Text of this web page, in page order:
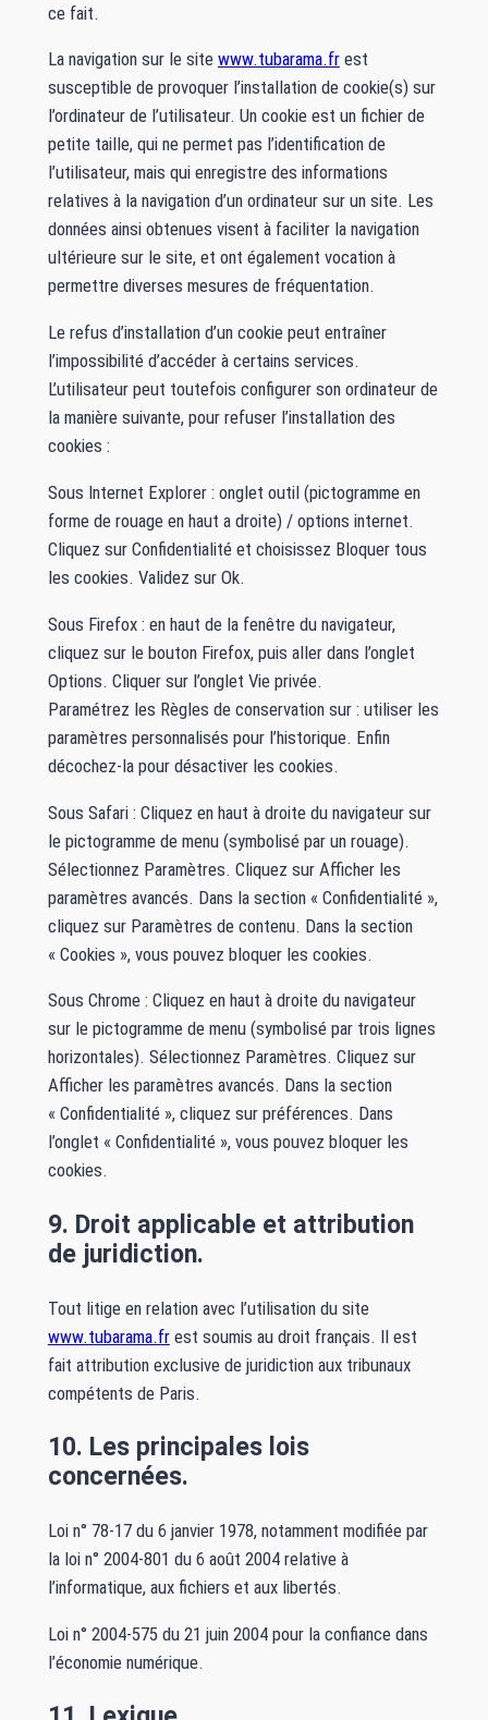
ce fait.
La navigation sur le site www.tubarama.frest
susceptible de provoquer l’installation de cookie(s) sur
l’ordinateur de l’utilisateur. Un cookie est un fichier de
petite taille, qui ne permet pas l’identification de
l’utilisateur, mais qui enregistre des informations
relatives à la navigation d’un ordinateur sur un site. Les
données ainsi obtenues visent à faciliter la navigation
ultérieure sur le site, et ont également vocation à
permettre diverses mesures de fréquentation.
Le refus d’installation d’un cookie peut entraîner
l’impossibilité d’accéder à certains services.
L’utilisateur peut toutefois configurer son ordinateur de
la manière suivante, pour refuser l’installation des
cookies :
Sous Internet Explorer : onglet outil (pictogramme en
forme de rouage en haut a droite) / options internet.
Cliquez sur Confidentialité et choisissez Bloquer tous
les cookies. Validez sur Ok.
Sous Firefox : en haut de la fenêtre du navigateur,
cliquez sur le bouton Firefox, puis aller dans l’onglet
Options. Cliquer sur l’onglet Vie privée.
Paramétrez les Règles de conservation sur : utiliser les
paramètres personnalisés pour l’historique. Enfin
décochez-la pour désactiver les cookies.
Sous Safari : Cliquez en haut à droite du navigateur sur
le pictogramme de menu (symbolisé par un rouage).
Sélectionnez Paramètres. Cliquez sur Afficher les
paramètres avancés. Dans la section « Confidentialité »,
cliquez sur Paramètres de contenu. Dans la section
« Cookies », vous pouvez bloquer les cookies.
Sous Chrome : Cliquez en haut à droite du navigateur
sur le pictogramme de menu (symbolisé par trois lignes
horizontales). Sélectionnez Paramètres. Cliquez sur
Afficher les paramètres avancés. Dans la section
« Confidentialité », cliquez sur préférences. Dans
l’onglet « Confidentialité », vous pouvez bloquer les
cookies.
9. Droit applicable et attribution
de juridiction.
Tout litige en relation avec l’utilisation du site
www.tubarama.frest soumis au droit français. Il est
fait attribution exclusive de juridiction aux tribunaux
compétents de Paris.
10. Les principales lois
concernées.
Loi n° 78-17 du 6 janvier 1978, notamment modifiée par
la loi n° 2004-801 du 6 août 2004 relative à
l’informatique, aux fichiers et aux libertés.
Loi n° 2004-575 du 21 juin 2004 pour la confiance dans
l’économie numérique.